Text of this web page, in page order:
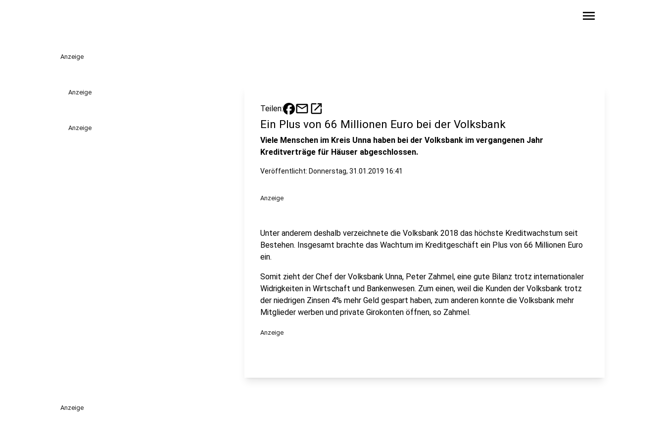
menu
Anzeige
Anzeige
Anzeige
Teilen: mailopen_in_new
Ein Plus von 66 Millionen Euro bei der Volksbank
Viele Menschen im Kreis Unna haben bei der Volksbank im vergangenen Jahr
Kreditverträge für Häuser abgeschlossen.
Veröffentlicht: Donnerstag, 31.01.2019 16:41
Anzeige
Unter anderem deshalb verzeichnete die Volksbank 2018 das höchste Kreditwachstum seit
Bestehen. Insgesamt brachte das Wachtum im Kreditgeschäft ein Plus von 66 Millionen Euro
ein.
Somit zieht der Chef der Volksbank Unna, Peter Zahmel, eine gute Bilanz trotz internationaler
Widrigkeiten in Wirtschaft und Bankenwesen. Zum einen, weil die Kunden der Volksbank trotz
der niedrigen Zinsen 4% mehr Geld gespart haben, zum anderen konnte die Volksbank mehr
Mitglieder werben und private Girokonten öffnen, so Zahmel.
Anzeige
Anzeige